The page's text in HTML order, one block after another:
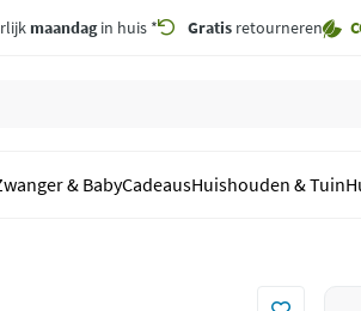
maandagin huis * Gratis retourneren
& BabyCadeausHuishouden & Tuin